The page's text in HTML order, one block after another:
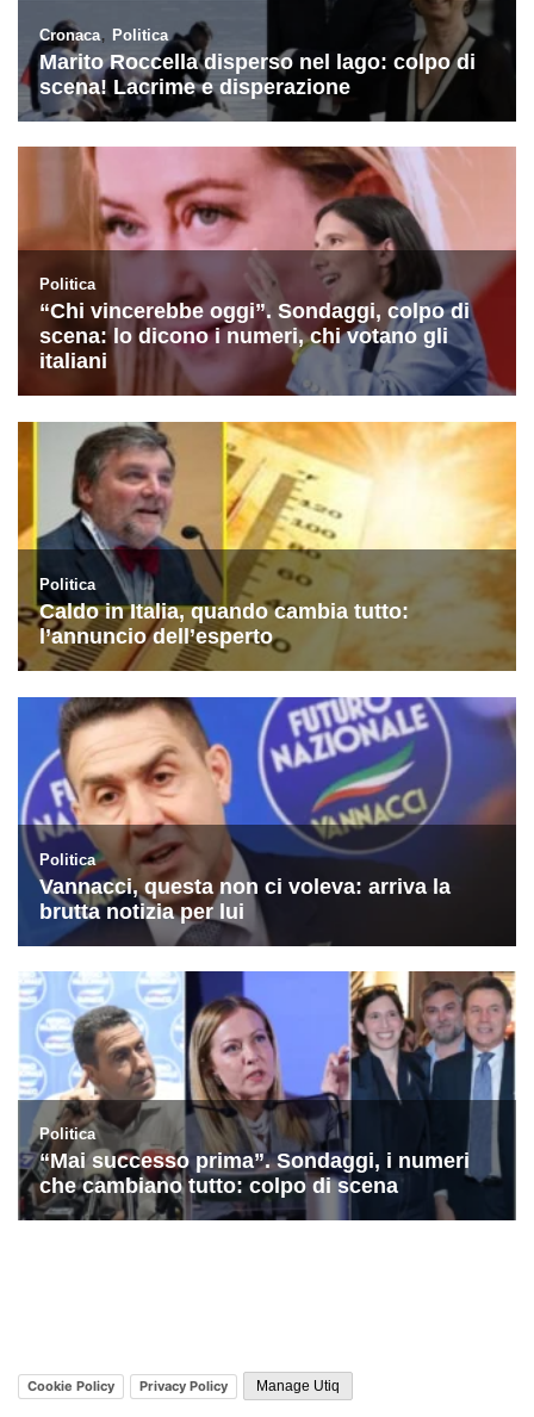
Cookie Policy Privacy Policy Manage Utiq